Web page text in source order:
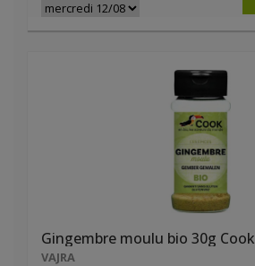
Gingembre moulu bio 30g Cook
VAJRA